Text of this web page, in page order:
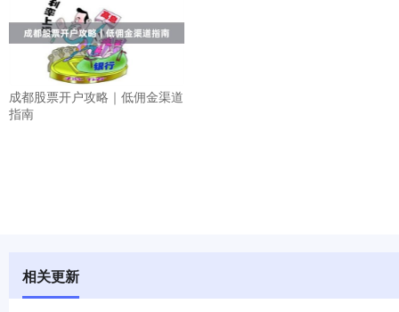
成都股票开户攻略｜低佣金渠道
指南
相关更新